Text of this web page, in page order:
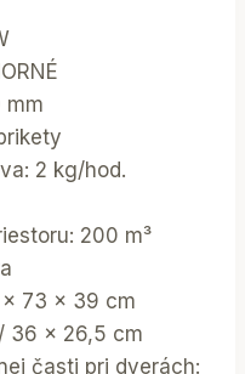
mm
2 kg/hod.
200 m³
x 73 x 39 cm
36 x 26,5 cm
časti pri dverách: